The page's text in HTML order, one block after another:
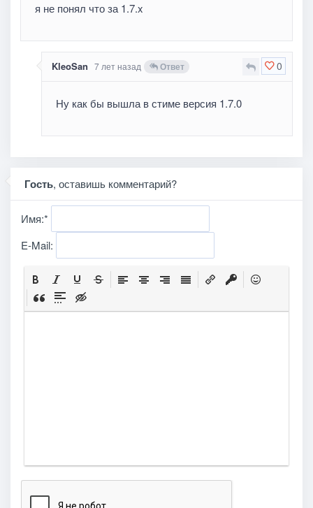
я не понял что за 1.7.x
0
KleoSan 7 лет назад Ответ
Ну как бы вышла в стиме версия 1.7.0
Гость, оставишь комментарий?
Имя:*
E-Mail: